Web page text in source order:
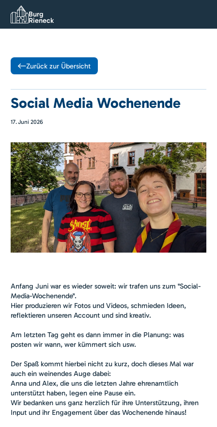
Burg
Rieneck
Zurück zur Übersicht
Social Media Wochenende
17.Juni 2026
Anfang Juni war es wieder soweit: wir trafen uns zum "Social-
Media-Wochenende".
Hier produzieren wir Fotos und Videos, schmieden Ideen,
reflektieren unseren Account und sind kreativ.
Am letzten Tag geht es dann immer in die Planung: was
posten wir wann, wer kümmert sich usw.
Der Spaß kommt hierbei nicht zu kurz, doch dieses Mal war
auch ein weinendes Auge dabei:
Anna und Alex, die uns die letzten Jahre ehrenamtlich
unterstützt haben, legen eine Pause ein.
Wir bedanken uns ganz herzlich für ihre Unterstützung, ihren
Input und ihr Engagement über das Wochenende hinaus!